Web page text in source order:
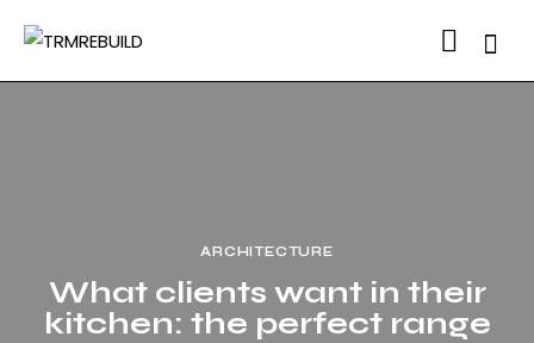
ARCHITECTURE
What clients want in their
kitchen: the perfect range